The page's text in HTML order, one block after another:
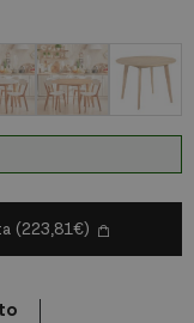
(223,81€)